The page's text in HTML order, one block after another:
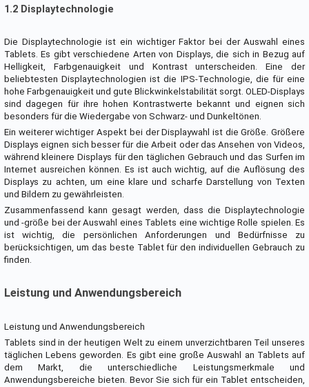
1.2 Displaytechnologie
Die Displaytechnologie ist ein wichtiger Faktor bei der Auswahl eines
Tablets. Es gibt verschiedene Arten von Displays, die sich in Bezug auf
Helligkeit, Farbgenauigkeit und Kontrast unterscheiden. Eine der
beliebtesten Displaytechnologien ist die IPS-Technologie, die für eine
hohe Farbgenauigkeit und gute Blickwinkelstabilität sorgt. OLED-Displays
sind dagegen für ihre hohen Kontrastwerte bekannt und eignen sich
besonders für die Wiedergabe von Schwarz- und Dunkeltönen.
Ein weiterer wichtiger Aspekt bei der Displaywahl ist die Größe. Größere
Displays eignen sich besser für die Arbeit oder das Ansehen von Videos,
während kleinere Displays für den täglichen Gebrauch und das Surfen im
Internet ausreichen können. Es ist auch wichtig, auf die Auflösung des
Displays zu achten, um eine klare und scharfe Darstellung von Texten
und Bildern zu gewährleisten.
Zusammenfassend kann gesagt werden, dass die Displaytechnologie
und -größe bei der Auswahl eines Tablets eine wichtige Rolle spielen. Es
ist wichtig, die persönlichen Anforderungen und Bedürfnisse zu
berücksichtigen, um das beste Tablet für den individuellen Gebrauch zu
finden.
Leistung und Anwendungsbereich
Leistung und Anwendungsbereich
Tablets sind in der heutigen Welt zu einem unverzichtbaren Teil unseres
täglichen Lebens geworden. Es gibt eine große Auswahl an Tablets auf
dem Markt, die unterschiedliche Leistungsmerkmale und
Anwendungsbereiche bieten. Bevor Sie sich für ein Tablet entscheiden,